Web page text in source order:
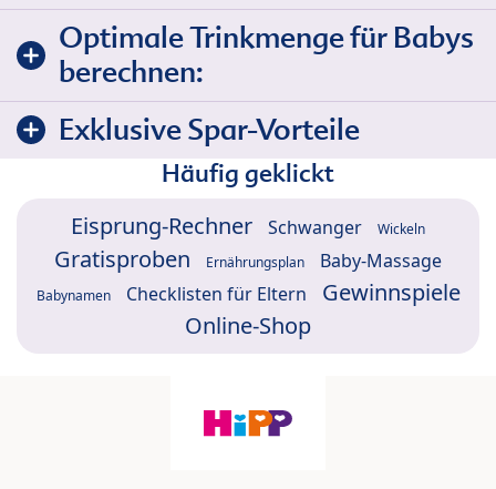
Optimale Trinkmenge für Babys
berechnen:
Exklusive Spar-Vorteile
Häufig geklickt
Eisprung-Rechner Schwanger Wickeln
Gratisproben Ernährungsplan Baby-Massage
Babynamen Checklisten für Eltern
Gewinnspiele
Online-Shop